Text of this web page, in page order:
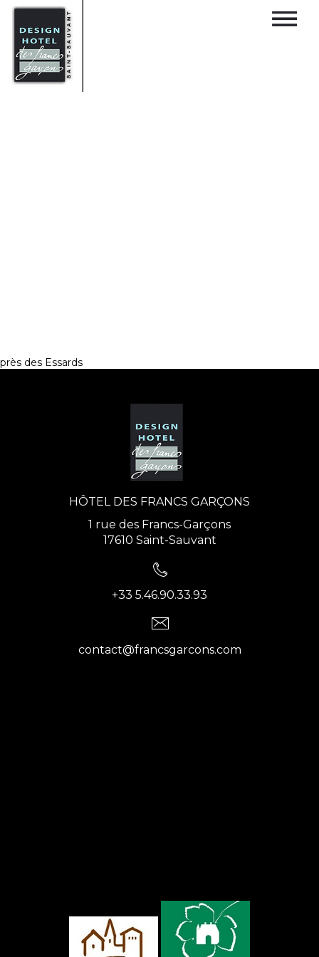
près des Essards
HÔTEL DES FRANCS GARÇONS
1 rue des Francs-Garçons
17610 Saint-Sauvant
+33 5.46.90.33.93
contact@francsgarcons.com